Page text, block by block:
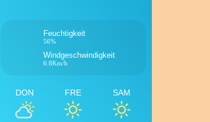
Feuchtigkeit
56%
Windgeschwindigkeit
6.8Km/h
DON FRE SAM